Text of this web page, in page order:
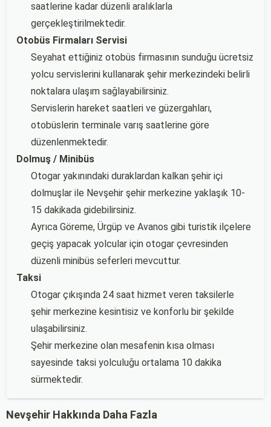
saatlerine kadar düzenli aralıklarla
gerçekleştirilmektedir.
Otobüs Firmaları Servisi
Seyahat ettiğiniz otobüs firmasının sunduğu ücretsiz
yolcu servislerini kullanarak şehir merkezindeki belirli
noktalara ulaşım sağlayabilirsiniz.
Servislerin hareket saatleri ve güzergahları,
otobüslerin terminale varış saatlerine göre
düzenlenmektedir.
Dolmuş / Minibüs
Otogar yakınındaki duraklardan kalkan şehir içi
dolmuşlar ile Nevşehir şehir merkezine yaklaşık 10-
15 dakikada gidebilirsiniz.
Ayrıca Göreme, Ürgüp ve Avanos gibi turistik ilçelere
geçiş yapacak yolcular için otogar çevresinden
düzenli minibüs seferleri mevcuttur.
Taksi
Otogar çıkışında 24 saat hizmet veren taksilerle
şehir merkezine kesintisiz ve konforlu bir şekilde
ulaşabilirsiniz.
Şehir merkezine olan mesafenin kısa olması
sayesinde taksi yolculuğu ortalama 10 dakika
sürmektedir.
Nevşehir Hakkında Daha Fazla